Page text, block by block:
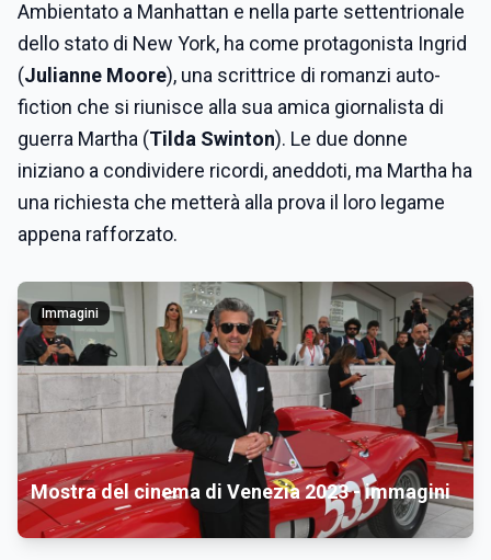
Ambientato a Manhattan e nella parte settentrionale
dello stato di New York, ha come protagonista Ingrid
(Julianne Moore), una scrittrice di romanzi auto-
fiction che si riunisce alla sua amica giornalista di
guerra Martha (Tilda Swinton). Le due donne
iniziano a condividere ricordi, aneddoti, ma Martha ha
una richiesta che metterà alla prova il loro legame
appena rafforzato.
Immagini
Mostra del cinema di Venezia 2023 - immagini